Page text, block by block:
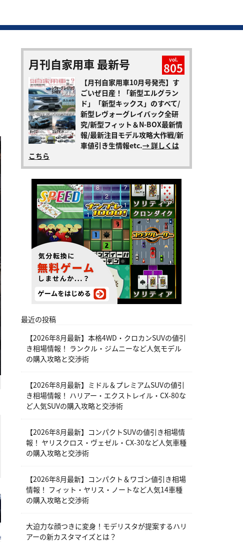
月刊自家用車 最新号 vol.
805
【月刊自家用車10月号発売】す
ごいぜ日産！「新型エルグラン
ド」「新型キックス」のすべて/
新型レヴォーグレイバック全研
究/新型フィット＆N-BOX最新情
報/最新注目モデル攻略大作戦/新
車値引き生情報etc.→ 詳しくは
こちら
最近の投稿
【2026年8月最新】本格4WD・クロカンSUVの値引
き相場情報！ ランクル・ジムニーなど人気モデル
の購入攻略と交渉術
【2026年8月最新】ミドル＆プレミアムSUVの値引
き相場情報！ ハリアー・エクストレイル・CX-80な
ど人気SUVの購入攻略と交渉術
【2026年8月最新】コンパクトSUVの値引き相場情
報！ ヤリスクロス・ヴェゼル・CX-30など人気車種
の購入攻略と交渉術
【2026年8月最新】コンパクト＆ワゴン値引き相場
情報！ フィット・ヤリス・ノートなど人気14車種
の購入攻略と交渉術
大迫力な顔つきに変身！モデリスタが提案するハリ
アーの新カスタマイズとは？